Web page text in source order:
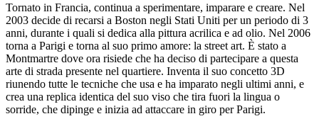
Tornato in Francia, continua a sperimentare, imparare e creare. Nel
2003 decide di recarsi a Boston negli Stati Uniti per un periodo di 3
anni, durante i quali si dedica alla pittura acrilica e ad olio. Nel 2006
torna a Parigi e torna al suo primo amore: la street art. È stato a
Montmartre dove ora risiede che ha deciso di partecipare a questa
arte di strada presente nel quartiere. Inventa il suo concetto 3D
riunendo tutte le tecniche che usa e ha imparato negli ultimi anni, e
crea una replica identica del suo viso che tira fuori la lingua o
sorride, che dipinge e inizia ad attaccare in giro per Parigi.